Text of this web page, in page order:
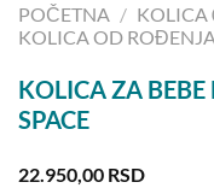
POČETNA / KOLICA
KOLICA OD ROĐENJA
KOLICA ZA
SPACE
22.950,00 RSD